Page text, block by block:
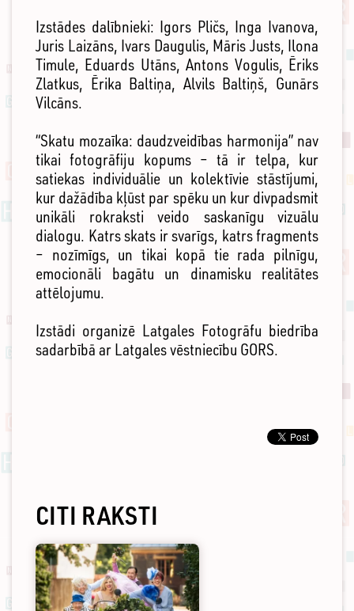
Izstādes dalībnieki: Igors Pličs, Inga Ivanova,
Juris Laizāns, Ivars Daugulis, Māris Justs, Ilona
Timule, Eduards Utāns, Antons Vogulis, Ēriks
Zlatkus, Ērika Baltiņa, Alvils Baltiņš, Gunārs
Vilcāns.
“Skatu mozaīka: daudzveidības harmonija” nav
tikai fotogrāfiju kopums – tā ir telpa, kur
satiekas individuālie un kolektīvie stāstījumi,
kur dažādība kļūst par spēku un kur divpadsmit
unikāli rokraksti veido saskanīgu vizuālu
dialogu. Katrs skats ir svarīgs, katrs fragments
– nozīmīgs, un tikai kopā tie rada pilnīgu,
emocionāli bagātu un dinamisku realitātes
attēlojumu.
Izstādi organizē Latgales Fotogrāfu biedrība
sadarbībā ar Latgales vēstniecību GORS.
CITI RAKSTI